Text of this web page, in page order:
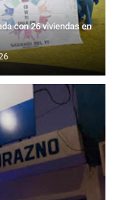
con 26 viviendas en